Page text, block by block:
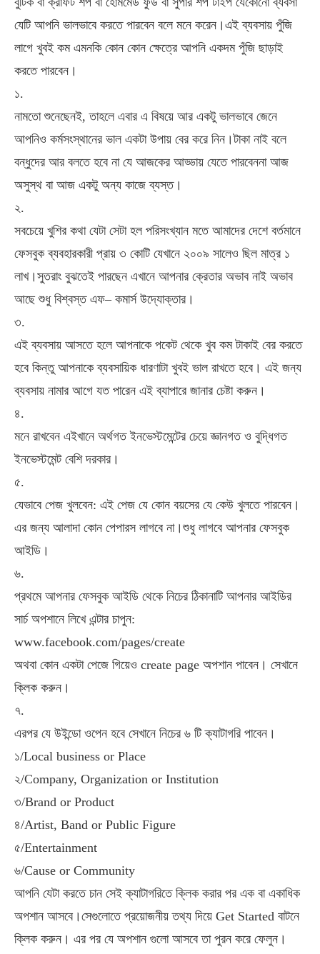
যেটি আপনি ভালভাবে করতে পারবেন বলে মনে করেন।এই ব্যবসায় পুঁজি
লাগে খুবই কম এমনকি কোন কোন ক্ষেত্রে আপনি একদম পুঁজি ছাড়াই
করতে পারবেন।
১.
নামতো শুনেছেনই,তাহলে এবার এ বিষয়ে আর একটু ভালভাবে জেনে
আপনিও কর্মসংস্থানের ভাল একটা উপায় বের করে নিন।টাকা নাই বলে
বন্ধুদের আর বলতে হবে না যে আজকের আড্ডায় যেতে পারবেননা আজ
অসুস্থ বা আজ একটু অন্য কাজে ব্যস্ত।
২.
সবচেয়ে খুশির কথা যেটা সেটা হল পরিসংখ্যান মতে আমাদের দেশে বর্তমানে
ফেসবুক ব্যবহারকারী প্রায় ৩ কোটি যেখানে ২০০৯ সালেও ছিল মাত্র ১
লাখ।সুতরাং বুঝতেই পারছেন এখানে আপনার ক্রেতার অভাব নাই অভাব
আছে শুধু বিশ্বস্ত এফ– কমার্স উদ্যোক্তার।
৩.
এই ব্যবসায় আসতে হলে আপনাকে পকেট থেকে খুব কম টাকাই বের করতে
হবে কিন্তু আপনাকে ব্যবসায়িক ধারণাটা খুবই ভাল রাখতে হবে। এই জন্য
ব্যবসায় নামার আগে যত পারেন এই ব্যাপারে জানার চেষ্টা করুন।
৪.
মনে রাখবেন এইখানে অর্থগত ইনভেস্টমেন্টের চেয়ে জ্ঞানগত ও বুদ্ধিগত
ইনভেস্টমেন্ট বেশি দরকার।
৫.
যেভাবে পেজ খুলবেন: এই পেজ যে কোন বয়সের যে কেউ খুলতে পারবেন।
এর জন্য আলাদা কোন পেপারস লাগবে না।শুধু লাগবে আপনার ফেসবুক
আইডি।
৬.
প্রথমে আপনার ফেসবুক আইডি থেকে নিচের ঠিকানাটি আপনার আইডির
সার্চ অপশানে লিখে এন্টার চাপুন:
www.facebook.com/pages/create
অথবা কোন একটা পেজে গিয়েও create page অপশান পাবেন। সেখানে
ক্লিক করুন।
৭.
এরপর যে উইন্ডো ওপেন হবে সেখানে নিচের ৬ টি ক্যাটাগরি পাবেন।
১/Local business or Place
২/Company, Organization or Institution
৩/Brand or Product
৪/Artist, Band or Public Figure
৫/Entertainment
৬/Cause or Community
আপনি যেটা করতে চান সেই ক্যাটাগরিতে ক্লিক করার পর এক বা একাধিক
অপশান আসবে।সেগুলোতে প্রয়োজনীয় তথ্য দিয়ে Get Started বাটনে
ক্লিক করুন। এর পর যে অপশান গুলো আসবে তা পুরন করে ফেলুন।